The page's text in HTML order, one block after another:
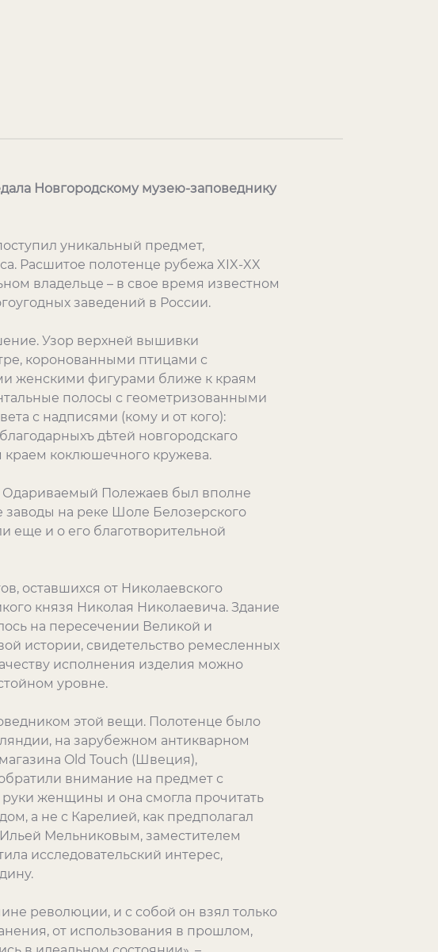
Новгородскому музею-заповеднику
уникальный предмет,
Расшитое полотенце рубежа XIX-XX
владельце – в свое время известном
заведений в России.
Узор верхней вышивки
коронованными птицами с
женскими фигурами ближе к краям
полосы с геометризованными
с надписями (кому и от кого):
дѣтей новгородскаго
коклюшечного кружева.
Одариваемый Полежаев был вполне
на реке Шоле Белозерского
еще и о его благотворительной
оставшихся от Николаевского
князя Николая Николаевича. Здание
на пересечении Великой и
истории, свидетельство ремесленных
исполнения изделия можно
уровне.
этой вещи. Полотенце было
на зарубежном антикварном
Old Touch (Швеция),
внимание на предмет с
женщины и она смогла прочитать
а не с Карелией, как предполагал
Мельниковым, заместителем
исследовательский интерес,
революции, и с собой он взял только
от использования в прошлом,